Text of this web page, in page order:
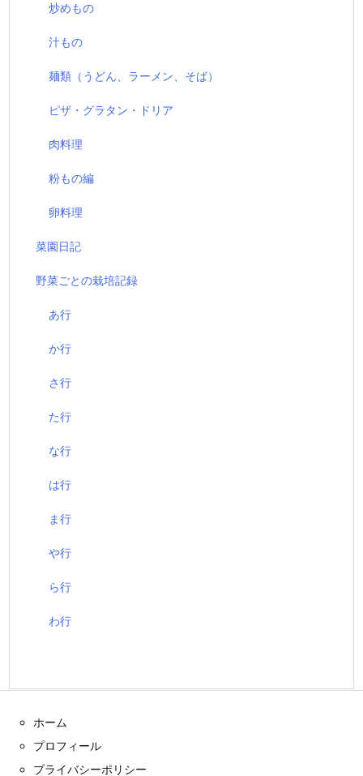
炒めもの
汁もの
麺類（うどん、ラーメン、そば）
ピザ・グラタン・ドリア
肉料理
粉もの編
卵料理
菜園日記
野菜ごとの栽培記録
あ行
か行
さ行
た行
な行
は行
ま行
や行
ら行
わ行
ホーム
プロフィール
プライバシーポリシー